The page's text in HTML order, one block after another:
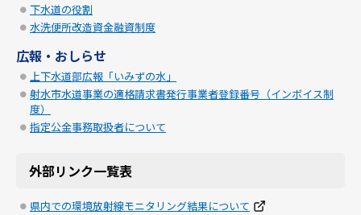
下水道の役割
水洗便所改造資金融資制度
広報・おしらせ
上下水道部広報「いみずの水」
射水市水道事業の適格請求書発行事業者登録番号（インボイス制
度）
指定公金事務取扱者について
外部リンク一覧表
県内での環境放射線モニタリング結果について